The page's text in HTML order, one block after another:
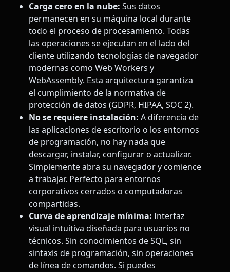
Carga cero en la nube: Sus datos
permanecen en su máquina local durante
todo el proceso de procesamiento. Todas
las operaciones se ejecutan en el lado del
cliente utilizando tecnologías de navegador
modernas como Web Workers y
WebAssembly. Esta arquitectura garantiza
el cumplimiento de la normativa de
protección de datos (GDPR, HIPAA, SOC 2).
No se requiere instalación: A diferencia de
las aplicaciones de escritorio o los entornos
de programación, no hay nada que
descargar, instalar, configurar o actualizar.
Simplemente abra su navegador y comience
a trabajar. Perfecto para entornos
corporativos cerrados o computadoras
compartidas.
Curva de aprendizaje mínima: Interfaz
visual intuitiva diseñada para usuarios no
técnicos. Sin conocimientos de SQL, sin
sintaxis de programación, sin operaciones
de línea de comandos. Si puedes